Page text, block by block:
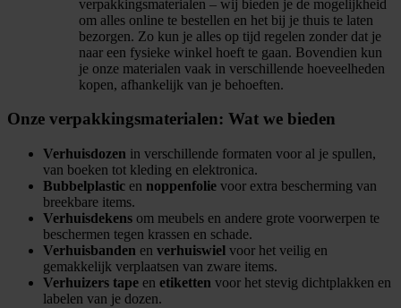
verpakkingsmaterialen – wij bieden je de mogelijkheid
om alles online te bestellen en het bij je thuis te laten
bezorgen. Zo kun je alles op tijd regelen zonder dat je
naar een fysieke winkel hoeft te gaan. Bovendien kun
je onze materialen vaak in verschillende hoeveelheden
kopen, afhankelijk van je behoeften.
Onze verpakkingsmaterialen: Wat we bieden
Verhuisdozen in verschillende formaten voor al je spullen,
van boeken tot kleding en elektronica.
Bubbelplastic en noppenfolie voor extra bescherming van
breekbare items.
Verhuisdekens om meubels en andere grote voorwerpen te
beschermen tegen krassen en schade.
Verhuisbanden en verhuiswiel voor het veilig en
gemakkelijk verplaatsen van zware items.
Verhuizers tape en etiketten voor het stevig dichtplakken en
labelen van je dozen.